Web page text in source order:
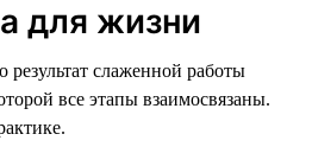
для жизни
слаженной работы
все этапы взаимосвязаны.